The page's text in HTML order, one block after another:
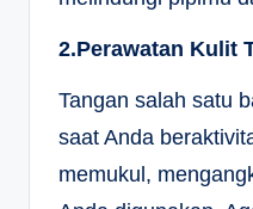
2.Perawatan Kulit
Tangan salah satu
saat Anda
memukul,